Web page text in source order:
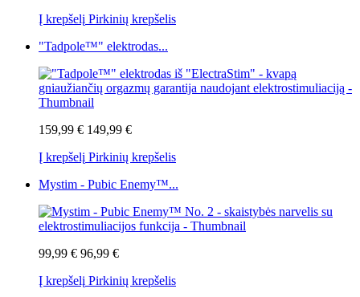
Į krepšelį Pirkinių krepšelis
"Tadpole™" elektrodas...
159,99 € 149,99 €
Į krepšelį Pirkinių krepšelis
Mystim - Pubic Enemy™...
99,99 € 96,99 €
Į krepšelį Pirkinių krepšelis